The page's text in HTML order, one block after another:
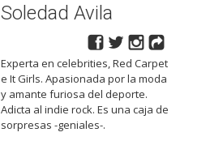
Soledad Avila
Experta en celebrities, Red Carpet
e It Girls. Apasionada por la moda
y amante furiosa del deporte.
Adicta al indie rock. Es una caja de
sorpresas -geniales-.